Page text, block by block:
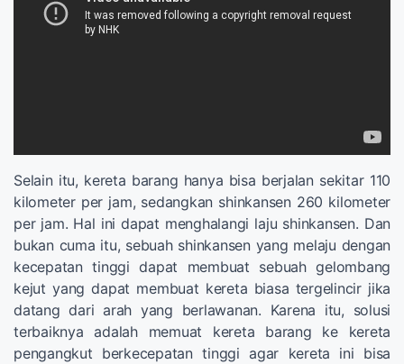
Selain itu, kereta barang hanya bisa berjalan sekitar 110
kilometer per jam, sedangkan shinkansen 260 kilometer
per jam. Hal ini dapat menghalangi laju shinkansen. Dan
bukan cuma itu, sebuah shinkansen yang melaju dengan
kecepatan tinggi dapat membuat sebuah gelombang
kejut yang dapat membuat kereta biasa tergelincir jika
datang dari arah yang berlawanan. Karena itu, solusi
terbaiknya adalah memuat kereta barang ke kereta
pengangkut berkecepatan tinggi agar kereta ini bisa